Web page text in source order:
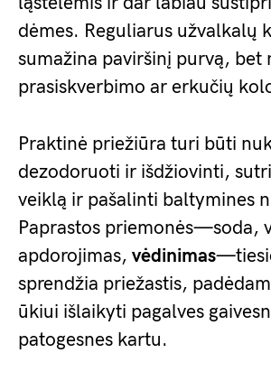
dėmes. Reguliarus užvalkalų
sumažina paviršinį purvą, bet
prasiskverbimo ar erkučių
Praktinė priežiūra turi būti
dezodoruoti ir išdžiovinti,
veiklą ir pašalinti baltymines
Paprastos priemonės—soda,
apdorojimas, vėdinimas
sprendžia priežastis,
ūkiui išlaikyti pagalves
patogesnes kartu.